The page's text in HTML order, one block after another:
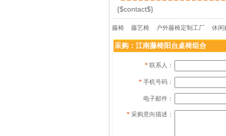
{$contact$}
藤椅 藤艺椅 户外藤椅定制工厂 休闲
采购：江南藤椅阳台桌椅组合
* 联系人：
* 手机号码：
电子邮件：
* 采购意向描述：